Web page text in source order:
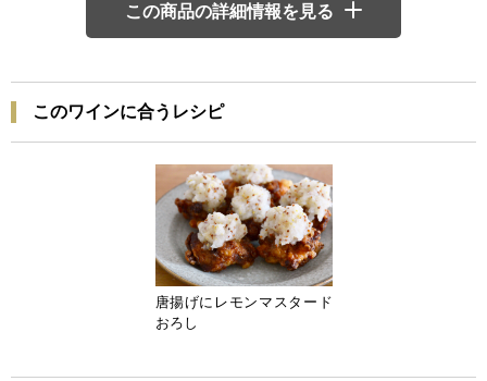
この商品の詳細情報を見る
このワインに合うレシピ
唐揚げにレモンマスタード
おろし